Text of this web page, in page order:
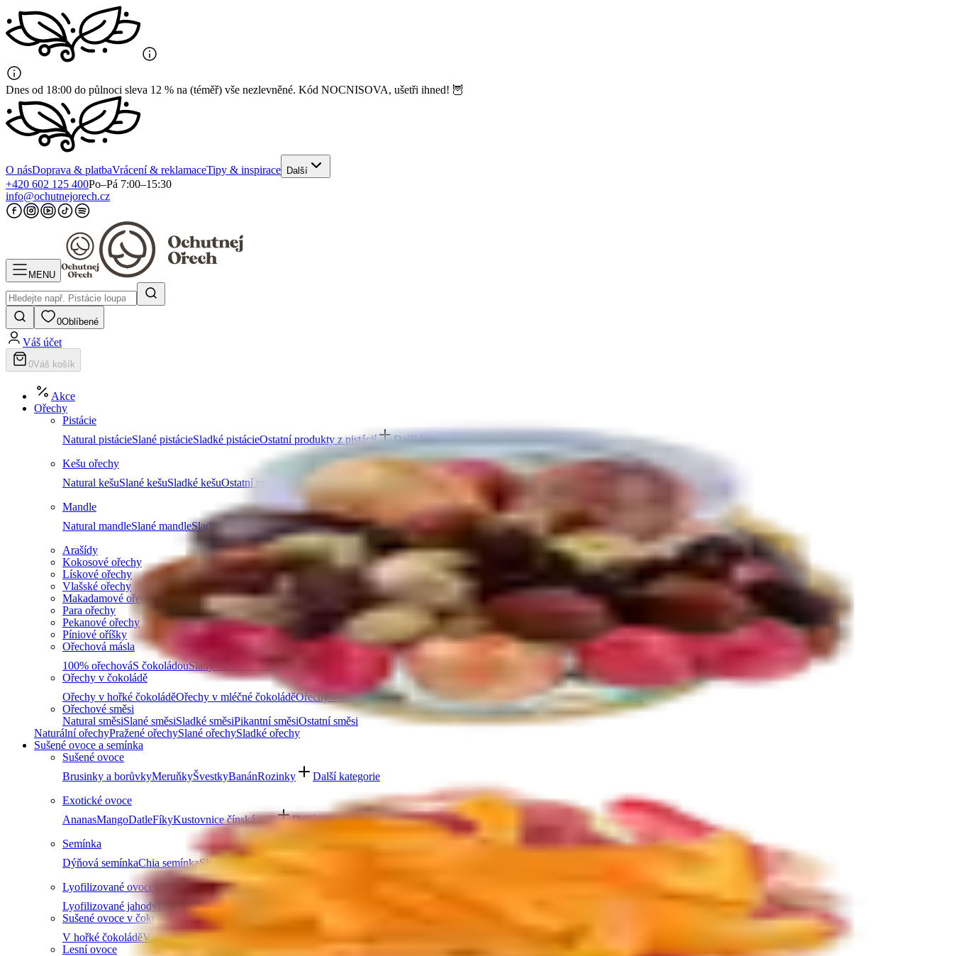
Dnes od 18:00 do půlnoci sleva 12 % na (téměř) vše nezlevněné. Kód NOCNISOVA, ušetři ihned! 🦉
O násDoprava & platbaVrácení & reklamaceTipy & inspirace Další
+420 602 125 400Po–Pá 7:00–15:30
info@ochutnejorech.cz
MENU
0Oblíbené
Váš účet
0Váš košík
Akce
Ořechy
Pistácie
Natural pistácieSlané pistácieSladké pistácieOstatní produkty z pistácií
Další kategorie
Kešu ořechy
Natural kešuSlané kešuSladké kešuOstatní produkty z kešu
Mandle
Natural mandleSlané mandleSladké mandle Ostatní produkty z mandlí
Další kategorie
Arašídy
Kokosové ořechy
Lískové ořechy
Vlašské ořechy
Makadamové ořechy
Para ořechy
Pekanové ořechy
Píniové oříšky
Ořechová másla
100% ořechováS čokoládouSlaný karamel Ostatní másla a pasty
Další kategorie
Ořechy v čokoládě
Ořechy v hořké čokoláděOřechy v mléčné čokoláděOřechy v bílé čokoláděOřechy se skořicíOřechy v tiramisu
Další kategorie
Ořechové směsi
Natural směsiSlané směsiSladké směsiPikantní směsiOstatní směsi
Naturální ořechyPražené ořechySlané ořechySladké ořechy
Sušené ovoce a semínka
Sušené ovoce
Brusinky a borůvkyMeruňkyŠvestkyBanánRozinky
Další kategorie
Exotické ovoce
AnanasMangoDatleFíkyKustovnice čínská goji
Další kategorie
Semínka
Dýňová semínkaChia semínkaSlunečnicová semínka
Lyofilizované ovoce
Lyofilizované jahodyLyofilizované maliny
Sušené ovoce v čokoládě
V hořké čokoláděV mléčné čokoládě
Lesní ovoce